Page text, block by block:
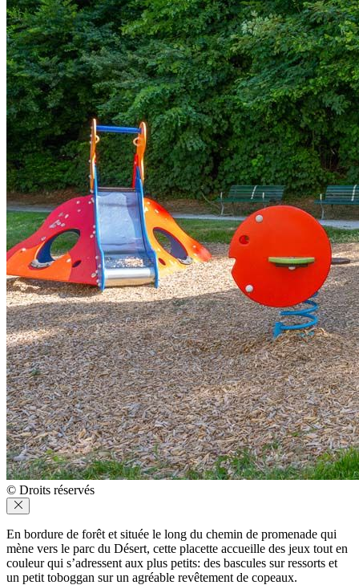
© Droits réservés
En bordure de forêt et située le long du chemin de promenade qui
mène vers le parc du Désert, cette placette accueille des jeux tout en
couleur qui s’adressent aux plus petits: des bascules sur ressorts et
un petit toboggan sur un agréable revêtement de copeaux.